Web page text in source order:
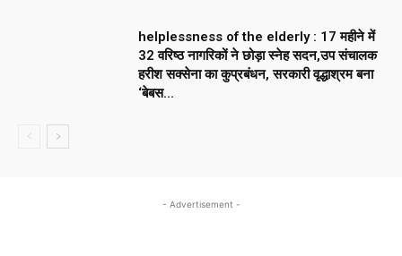
helplessness of the elderly : 17 महीने में
32 वरिष्ठ नागरिकों ने छोड़ा स्नेह सदन,उप संचालक
हरीश सक्सेना का कुप्रबंधन, सरकारी वृद्धाश्रम बना
‘बेबस...
- Advertisement -